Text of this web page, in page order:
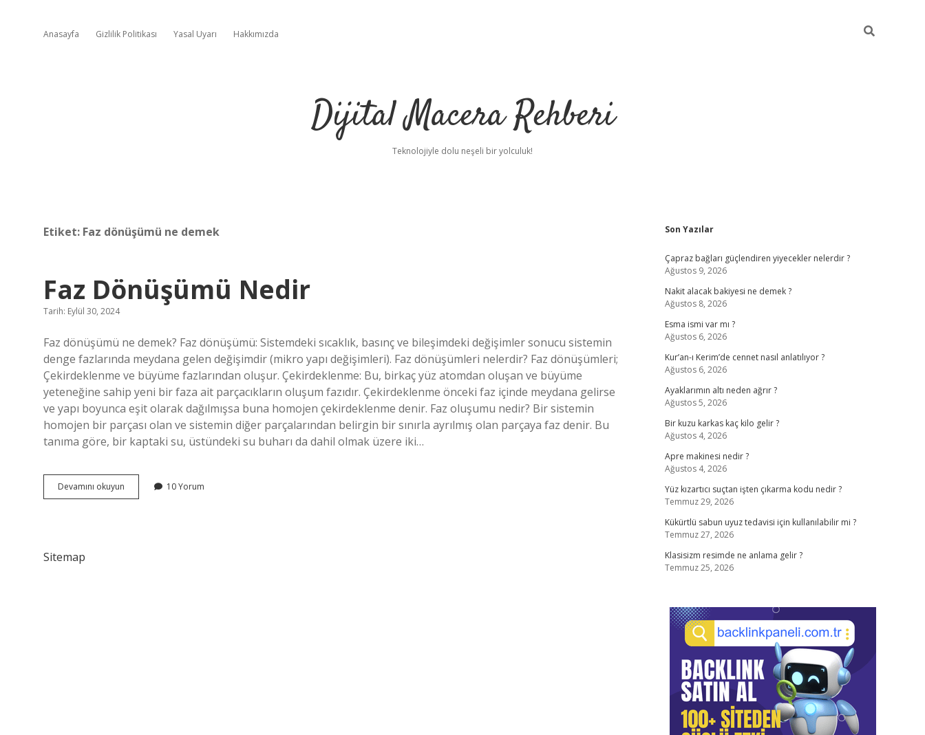
Anasayfa Gizlilik Politikası Yasal Uyarı Hakkımızda
Dijital Macera Rehberi
Teknolojiyle dolu neşeli bir yolculuk!
Etiket: Faz dönüşümü ne demek
Faz Dönüşümü Nedir
Tarih: Eylül 30, 2024
Faz dönüşümü ne demek? Faz dönüşümü: Sistemdeki sıcaklık, basınç ve bileşimdeki değişimler sonucu sistemin
denge fazlarında meydana gelen değişimdir (mikro yapı değişimleri). Faz dönüşümleri nelerdir? Faz dönüşümleri;
Çekirdeklenme ve büyüme fazlarından oluşur. Çekirdeklenme: Bu, birkaç yüz atomdan oluşan ve büyüme
yeteneğine sahip yeni bir faza ait parçacıkların oluşum fazıdır. Çekirdeklenme önceki faz içinde meydana gelirse
ve yapı boyunca eşit olarak dağılmışsa buna homojen çekirdeklenme denir. Faz oluşumu nedir? Bir sistemin
homojen bir parçası olan ve sistemin diğer parçalarından belirgin bir sınırla ayrılmış olan parçaya faz denir. Bu
tanıma göre, bir kaptaki su, üstündeki su buharı da dahil olmak üzere iki…
Devamını okuyun
Dönüşümü
10 Yorum
Sitemap
Sidebar
Son Yazılar
Çapraz bağları güçlendiren yiyecekler nelerdir ?
Ağustos 9, 2026
Nakit alacak bakiyesi ne demek ?
Ağustos 8, 2026
Esma ismi var mı ?
Ağustos 6, 2026
Kur’an-ı Kerim’de cennet nasıl anlatılıyor ?
Ağustos 6, 2026
Ayaklarımın altı neden ağrır ?
Ağustos 5, 2026
Bir kuzu karkas kaç kilo gelir ?
Ağustos 4, 2026
Apre makinesi nedir ?
Ağustos 4, 2026
Yüz kızartıcı suçtan işten çıkarma kodu nedir ?
Temmuz 29, 2026
Kükürtlü sabun uyuz tedavisi için kullanılabilir mi ?
Temmuz 27, 2026
Klasisizm resimde ne anlama gelir ?
Temmuz 25, 2026